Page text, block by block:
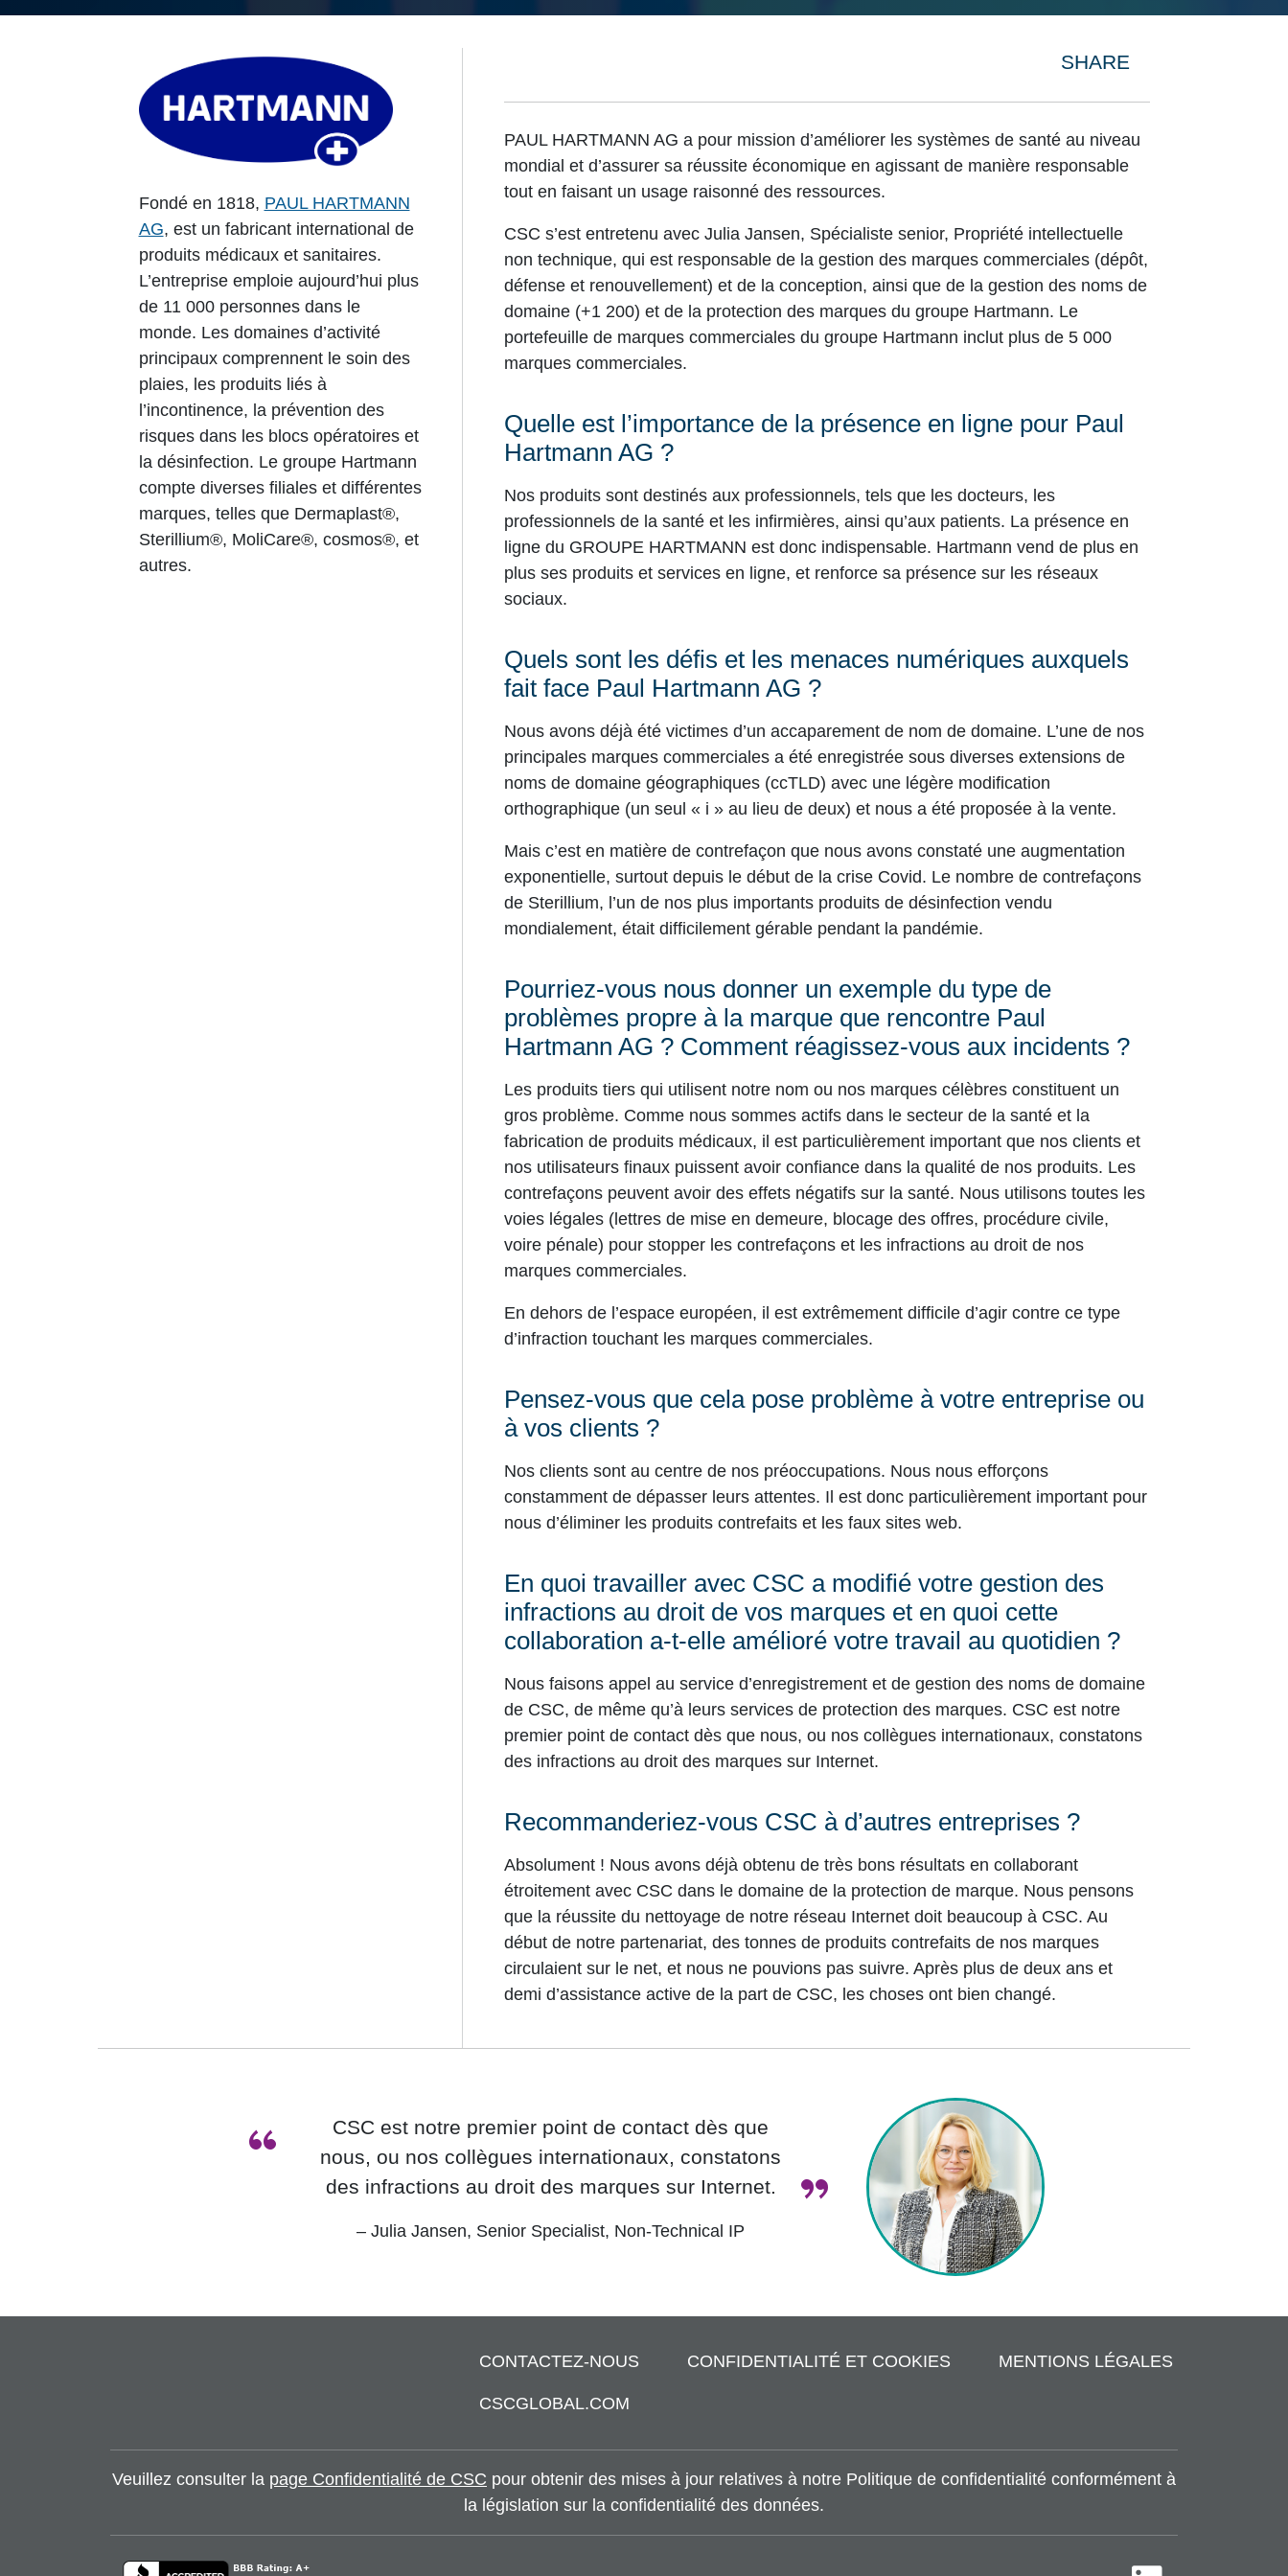
Fondé en 1818, PAUL HARTMANN
AG, est un fabricant international de
produits médicaux et sanitaires.
L’entreprise emploie aujourd’hui plus
de 11 000 personnes dans le
monde. Les domaines d’activité
principaux comprennent le soin des
plaies, les produits liés à
l’incontinence, la prévention des
risques dans les blocs opératoires et
la désinfection. Le groupe Hartmann
compte diverses filiales et différentes
marques, telles que Dermaplast®,
Sterillium®, MoliCare®, cosmos®, et
autres.
SHARE
PAUL HARTMANN AG a pour mission d’améliorer les systèmes de santé au niveau
mondial et d’assurer sa réussite économique en agissant de manière responsable
tout en faisant un usage raisonné des ressources.
CSC s’est entretenu avec Julia Jansen, Spécialiste senior, Propriété intellectuelle
non technique, qui est responsable de la gestion des marques commerciales (dépôt,
défense et renouvellement) et de la conception, ainsi que de la gestion des noms de
domaine (+1 200) et de la protection des marques du groupe Hartmann. Le
portefeuille de marques commerciales du groupe Hartmann inclut plus de 5 000
marques commerciales.
Quelle est l’importance de la présence en ligne pour Paul
Hartmann AG ?
Nos produits sont destinés aux professionnels, tels que les docteurs, les
professionnels de la santé et les infirmières, ainsi qu’aux patients. La présence en
ligne du GROUPE HARTMANN est donc indispensable. Hartmann vend de plus en
plus ses produits et services en ligne, et renforce sa présence sur les réseaux
sociaux.
Quels sont les défis et les menaces numériques auxquels
fait face Paul Hartmann AG ?
Nous avons déjà été victimes d’un accaparement de nom de domaine. L’une de nos
principales marques commerciales a été enregistrée sous diverses extensions de
noms de domaine géographiques (ccTLD) avec une légère modification
orthographique (un seul « i » au lieu de deux) et nous a été proposée à la vente.
Mais c’est en matière de contrefaçon que nous avons constaté une augmentation
exponentielle, surtout depuis le début de la crise Covid. Le nombre de contrefaçons
de Sterillium, l’un de nos plus importants produits de désinfection vendu
mondialement, était difficilement gérable pendant la pandémie.
Pourriez-vous nous donner un exemple du type de
problèmes propre à la marque que rencontre Paul
Hartmann AG ? Comment réagissez-vous aux incidents ?
Les produits tiers qui utilisent notre nom ou nos marques célèbres constituent un
gros problème. Comme nous sommes actifs dans le secteur de la santé et la
fabrication de produits médicaux, il est particulièrement important que nos clients et
nos utilisateurs finaux puissent avoir confiance dans la qualité de nos produits. Les
contrefaçons peuvent avoir des effets négatifs sur la santé. Nous utilisons toutes les
voies légales (lettres de mise en demeure, blocage des offres, procédure civile,
voire pénale) pour stopper les contrefaçons et les infractions au droit de nos
marques commerciales.
En dehors de l’espace européen, il est extrêmement difficile d’agir contre ce type
d’infraction touchant les marques commerciales.
Pensez-vous que cela pose problème à votre entreprise ou
à vos clients ?
Nos clients sont au centre de nos préoccupations. Nous nous efforçons
constamment de dépasser leurs attentes. Il est donc particulièrement important pour
nous d’éliminer les produits contrefaits et les faux sites web.
En quoi travailler avec CSC a modifié votre gestion des
infractions au droit de vos marques et en quoi cette
collaboration a-t-elle amélioré votre travail au quotidien ?
Nous faisons appel au service d’enregistrement et de gestion des noms de domaine
de CSC, de même qu’à leurs services de protection des marques. CSC est notre
premier point de contact dès que nous, ou nos collègues internationaux, constatons
des infractions au droit des marques sur Internet.
Recommanderiez-vous CSC à d’autres entreprises ?
Absolument ! Nous avons déjà obtenu de très bons résultats en collaborant
étroitement avec CSC dans le domaine de la protection de marque. Nous pensons
que la réussite du nettoyage de notre réseau Internet doit beaucoup à CSC. Au
début de notre partenariat, des tonnes de produits contrefaits de nos marques
circulaient sur le net, et nous ne pouvions pas suivre. Après plus de deux ans et
demi d’assistance active de la part de CSC, les choses ont bien changé.
“
CSC est notre premier point de contact dès que
nous, ou nos collègues internationaux, constatons
des infractions au droit des marques sur Internet.
– Julia Jansen, Senior Specialist, Non-Technical IP ”
CONTACTEZ-NOUS CONFIDENTIALITÉ ET COOKIES MENTIONS LÉGALES
CSCGLOBAL.COM
Veuillez consulter la page Confidentialité de CSC pour obtenir des mises à jour relatives à notre Politique de confidentialité conformément à
la législation sur la confidentialité des données.